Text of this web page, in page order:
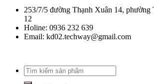
253/7/5 đường Thạnh Xuân 14, phường
12
Holine: 0936 232 639
Email: kd02.techway@gmail.com
Tìm
kiếm: